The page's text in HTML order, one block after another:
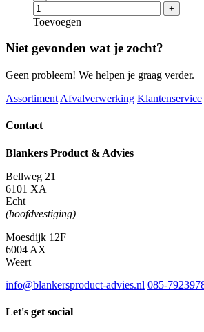
+
Toevoegen
Niet gevonden wat je zocht?
Geen probleem! We helpen je graag verder.
Assortiment Afvalverwerking Klantenservice
Contact
Blankers Product & Advies
Bellweg 21
6101 XA
Echt
(hoofdvestiging)
Moesdijk 12F
6004 AX
Weert
info@blankersproduct-advies.nl 085-
Let's get social